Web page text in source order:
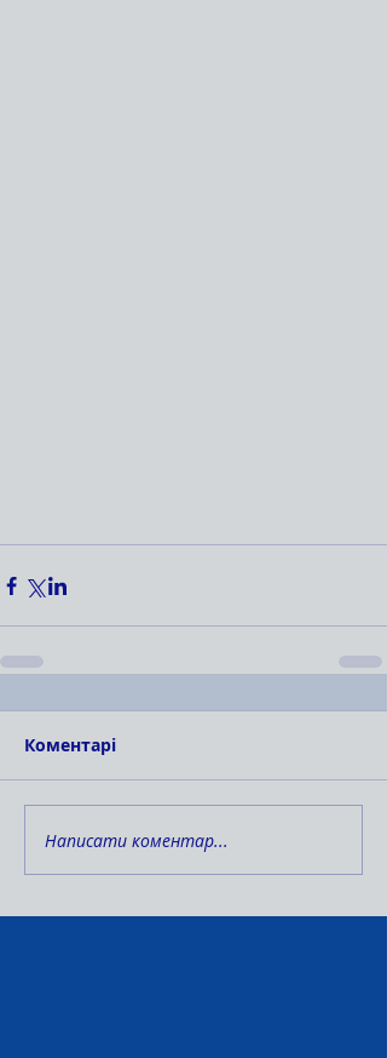
Коментарі
Написати коментар...